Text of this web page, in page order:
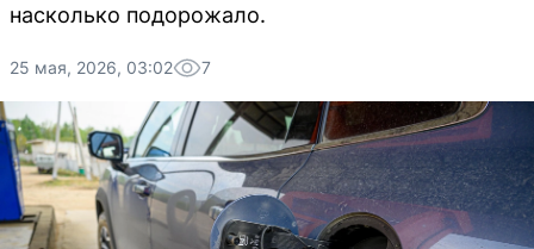
насколько подорожало.
25 мая, 2026, 03:02 7